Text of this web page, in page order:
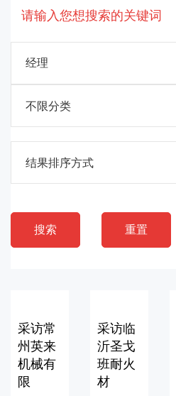
请输入您想搜索的关键词
不限分类
结果排序方式
搜索 重置
采访常
州英来
机械有
限
采访临
沂圣戈
班耐火
材